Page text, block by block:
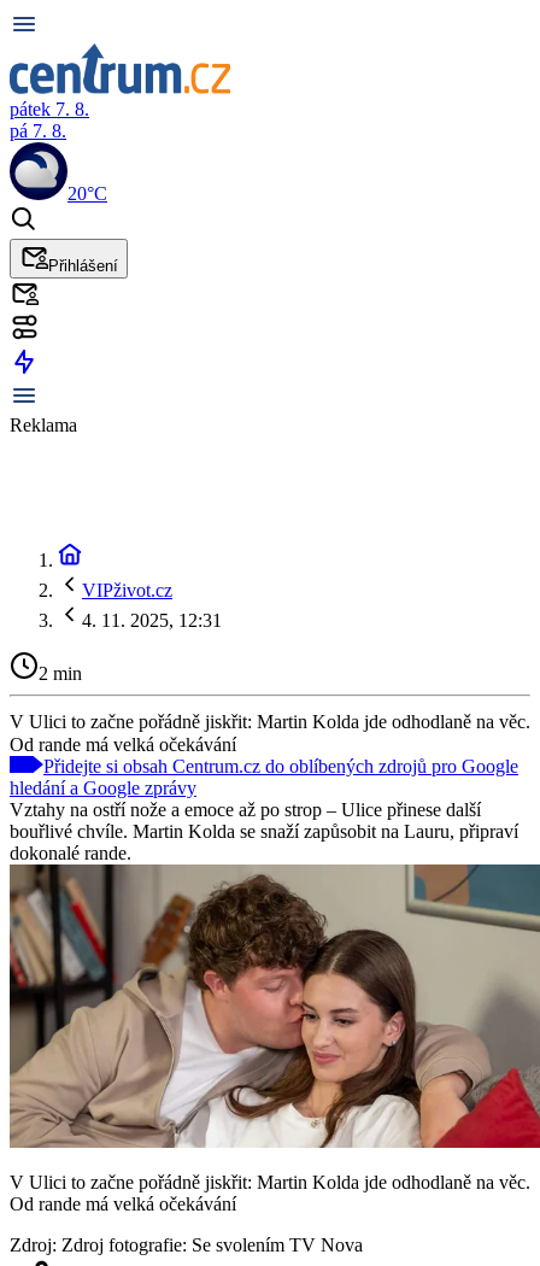
pátek 7. 8.
pá 7. 8.
20°C
Přihlášení
Reklama
VIPživot.cz
4. 11. 2025, 12:31
2 min
V Ulici to začne pořádně jiskřit: Martin Kolda jde odhodlaně na věc.
Od rande má velká očekávání
Přidejte si obsah Centrum.cz do oblíbených zdrojů pro Google
hledání a Google zprávy
Vztahy na ostří nože a emoce až po strop – Ulice přinese další
bouřlivé chvíle. Martin Kolda se snaží zapůsobit na Lauru, připraví
dokonalé rande.
V Ulici to začne pořádně jiskřit: Martin Kolda jde odhodlaně na věc.
Od rande má velká očekávání
Zdroj: Zdroj fotografie: Se svolením TV Nova